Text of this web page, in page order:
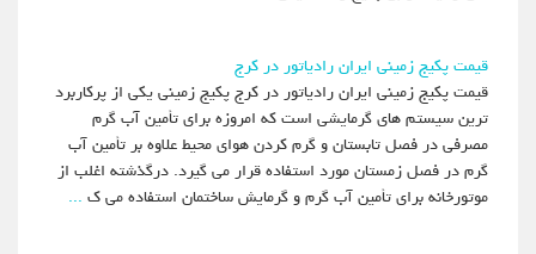
قیمت پکیج زمینی ایران رادیاتور در کرج
قیمت پکیج زمینی ایران رادیاتور در کرج پکیج زمینی یکی از پرکاربرد
ترین سیستم های گرمایشی است که امروزه برای تأمین آب گرم
مصرفی در فصل تابستان و گرم کردن هوای محیط علاوه بر تأمین آب
گرم در فصل زمستان مورد استفاده قرار می گیرد. درگذشته اغلب از
موتورخانه برای تأمین آب گرم و گرمایش ساختمان استفاده می ک...